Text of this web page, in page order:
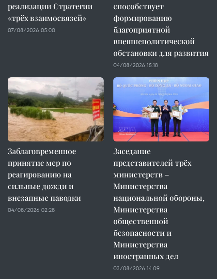
реализации Стратегии
«трёх взаимосвязей»
07/08/2026 05:00
способствует
формированию
благоприятной
внешнеполитической
обстановки для развития
04/08/2026 15:18
Заблаговременное
принятие мер по
реагированию на
сильные дожди и
внезапные паводки
04/08/2026 02:28
Заседание
представителей трёх
министерств –
Министерства
национальной обороны,
Министерства
общественной
безопасности и
Министерства
иностранных дел
03/08/2026 14:09